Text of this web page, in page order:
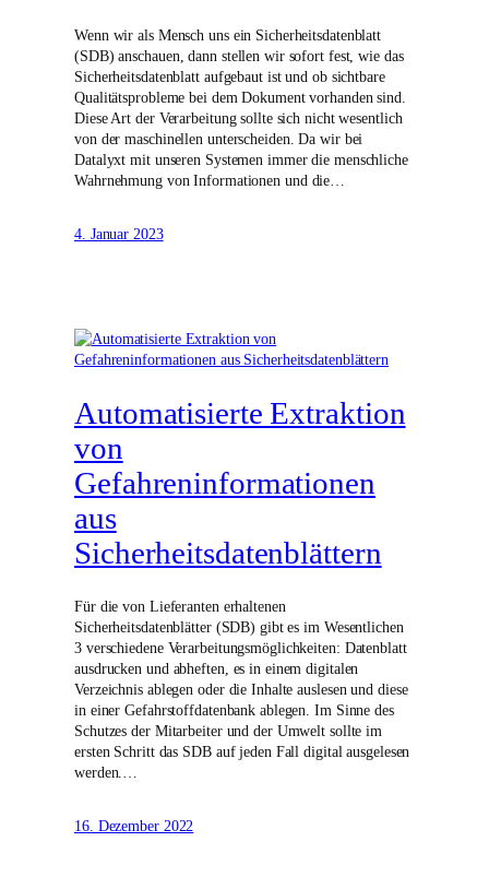
Wenn wir als Mensch uns ein Sicherheitsdatenblatt
(SDB) anschauen, dann stellen wir sofort fest, wie das
Sicherheitsdatenblatt aufgebaut ist und ob sichtbare
Qualitätsprobleme bei dem Dokument vorhanden sind.
Diese Art der Verarbeitung sollte sich nicht wesentlich
von der maschinellen unterscheiden. Da wir bei
Datalyxt mit unseren Systemen immer die menschliche
Wahrnehmung von Informationen und die…
4. Januar 2023
Automatisierte Extraktion
von
Gefahreninformationen
aus
Sicherheitsdatenblättern
Für die von Lieferanten erhaltenen
Sicherheitsdatenblätter (SDB) gibt es im Wesentlichen
3 verschiedene Verarbeitungsmöglichkeiten: Datenblatt
ausdrucken und abheften, es in einem digitalen
Verzeichnis ablegen oder die Inhalte auslesen und diese
in einer Gefahrstoffdatenbank ablegen. Im Sinne des
Schutzes der Mitarbeiter und der Umwelt sollte im
ersten Schritt das SDB auf jeden Fall digital ausgelesen
werden.…
16. Dezember 2022